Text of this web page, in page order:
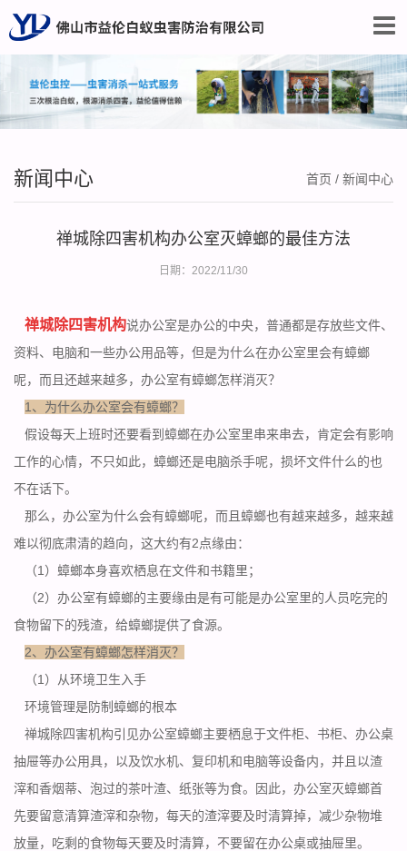
新闻中心 首页 / 新闻中心
禅城除四害机构办公室灭蟑螂的最佳方法
日期：2022/11/30
禅城除四害机构说办公室是办公的中央，普通都是存放些文件、
资料、电脑和一些办公用品等，但是为什么在办公室里会有蟑螂
呢，而且还越来越多，办公室有蟑螂怎样消灭？
1、为什么办公室会有蟑螂？
假设每天上班时还要看到蟑螂在办公室里串来串去，肯定会有影响
工作的心情，不只如此，蟑螂还是电脑杀手呢，损坏文件什么的也
不在话下。
那么，办公室为什么会有蟑螂呢，而且蟑螂也有越来越多，越来越
难以彻底肃清的趋向，这大约有2点缘由：
（1）蟑螂本身喜欢栖息在文件和书籍里；
（2）办公室有蟑螂的主要缘由是有可能是办公室里的人员吃完的
食物留下的残渣，给蟑螂提供了食源。
2、办公室有蟑螂怎样消灭？
（1）从环境卫生入手
环境管理是防制蟑螂的根本
禅城除四害机构引见办公室蟑螂主要栖息于文件柜、书柜、办公桌
抽屉等办公用具，以及饮水机、复印机和电脑等设备内，并且以渣
滓和香烟蒂、泡过的茶叶渣、纸张等为食。因此，办公室灭蟑螂首
先要留意清算渣滓和杂物，每天的渣滓要及时清算掉， 减少杂物堆
放量，吃剩的食物每天要及时清算，不要留在办公桌或抽屉里。